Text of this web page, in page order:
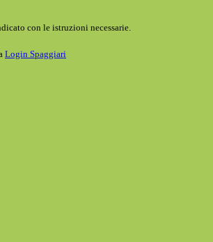
con le istruzioni necessarie.
Login Spaggiari